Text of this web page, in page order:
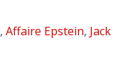
, Affaire Epstein, Jack